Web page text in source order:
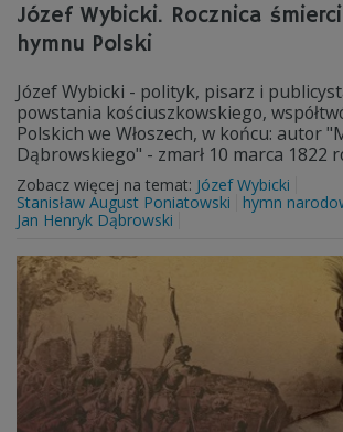
Józef Wybicki. Rocznica
hymnu Polski
Józef Wybicki - polityk, pisarz i
powstania kościuszkowskiego,
Polskich we Włoszech, w końcu: autor
Dąbrowskiego" - zmarł 10 marca 1822
Zobacz więcej na temat: Józef Wybicki
Stanisław August Poniatowski
hymn
Jan Henryk Dąbrowski